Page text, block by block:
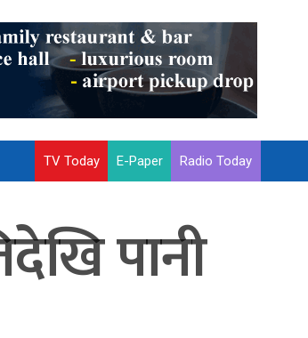
TV Today E-Paper Radio Today
पानी